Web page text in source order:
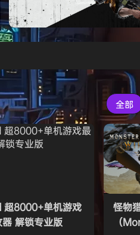
《原子之心/Atomic Heart》免
8月4日
全部
8000+单机游戏
解锁专业版
怪物
（